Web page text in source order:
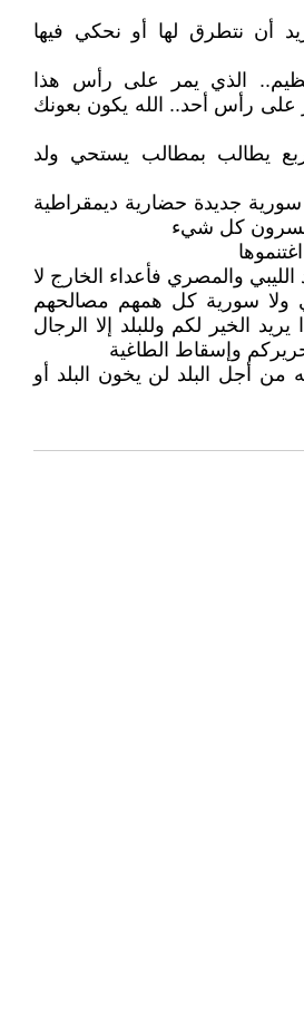
أن نتطرق لها أو نحكي فيها
الذي يمر على رأس هذا
على رأس أحد.. الله يكون بعونك
يطالب بمطالب يستحي ولد
سورية جديدة حضارية ديمقراطية
كل شيء
والمصري فأعداء الخارج لا
ولا سورية كل همهم مصالحهم
الخير لكم وللبلد إلا الرجال
وإسقاط الطاغية
أجل البلد لن يخون البلد أو